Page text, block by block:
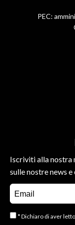
PEC:
Iscriviti alla nostra
sulle nostre news e
* Dichiaro di aver